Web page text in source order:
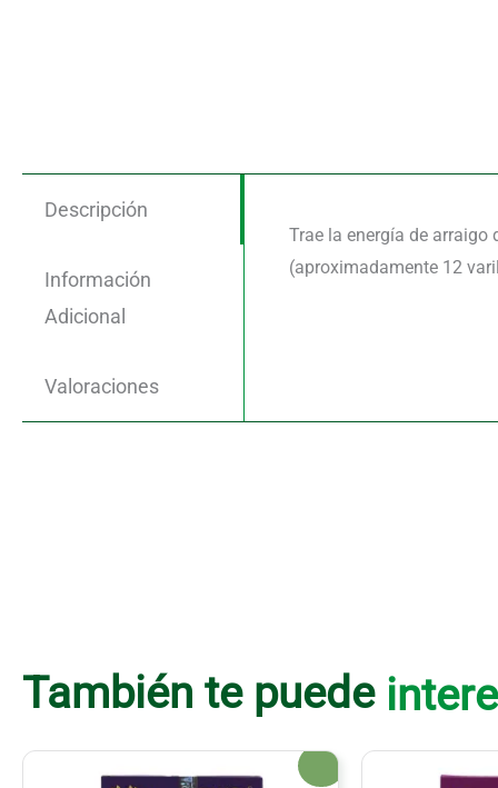
Descripción
Información
Adicional
Valoraciones
Trae la energía de arraigo
(aproximadamente 12
También te puede
¡Oferta!